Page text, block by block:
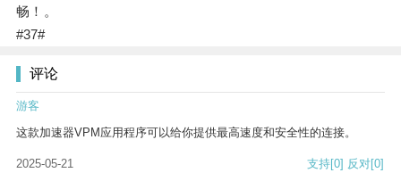
畅！。
#37#
评论
游客
这款加速器VPM应用程序可以给你提供最高速度和安全性的连接。
2025-05-21 支持[0] 反对[0]